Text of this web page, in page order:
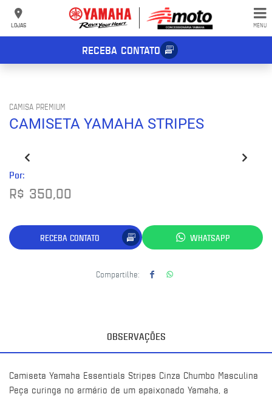
LOJAS MENU
RECEBA CONTATO
CAMISA PREMIUM
CAMISETA YAMAHA STRIPES
Por:
R$ 350,00
RECEBA CONTATO WHATSAPP
Compartilhe:
OBSERVAÇÕES
Camiseta Yamaha Essentials Stripes Cinza Chumbo Masculina
Peça curinga no armário de um apaixonado Yamaha, a